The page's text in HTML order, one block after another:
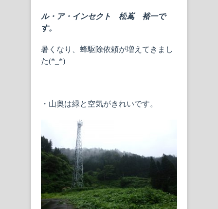
ル・ア・インセクト 松嶌 裕一で
す。
暑くなり、蜂駆除依頼が増えてきまし
た(*_*)
・山奥は緑と空気がきれいです。